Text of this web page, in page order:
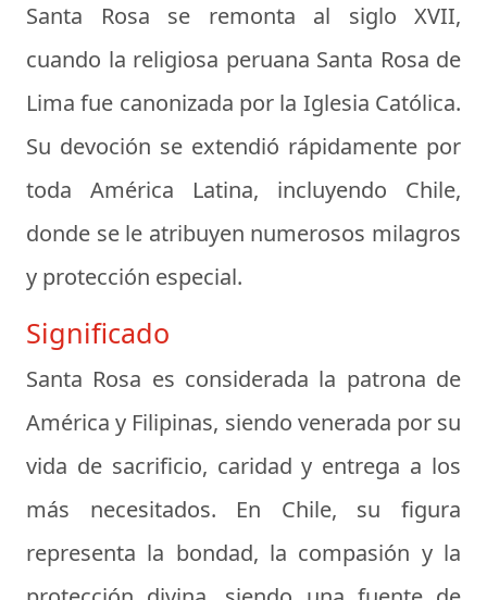
Santa Rosa se remonta al siglo XVII,
cuando la religiosa peruana Santa Rosa de
Lima fue canonizada por la Iglesia Católica.
Su devoción se extendió rápidamente por
toda América Latina, incluyendo Chile,
donde se le atribuyen numerosos milagros
y protección especial.
Significado
Santa Rosa es considerada la patrona de
América y Filipinas, siendo venerada por su
vida de sacrificio, caridad y entrega a los
más necesitados. En Chile, su figura
representa la bondad, la compasión y la